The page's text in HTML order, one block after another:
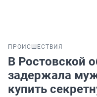
ПРОИСШЕСТВИЯ
В Ростовской
задержала
купить